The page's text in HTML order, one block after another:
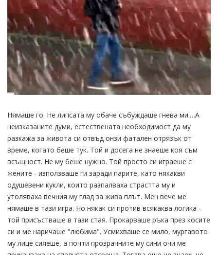
Нямаше го. Не липсата му обаче събуждаше гнева ми.…А
неизказаните думи, естествената необходимост да му
разкажа за живота си отвъд онзи фатален отрязък от
време, когато беше тук. Той и досега не знаеше коя съм
всъщност. Не му беше нужно. Той просто си играеше с
жените - използваше ги заради парите, като някакви
одушевени кукли, които разпалваха страстта му и
утоляваха вечния му глад за жива плът. Мен вече ме
нямаше в тази игра. Но някак си против всякаква логика -
той присъстваше в тази стая. Прокарваше ръка през косите
си и ме наричаше "любима". Усмихваше се мило, мургавото
му лице сияеше, а почти прозрачните му сини очи ме